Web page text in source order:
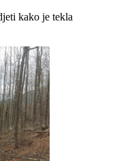
kako je tekla